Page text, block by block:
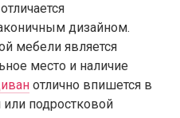
дизайном.
мебели является
место и наличие
отлично впишется в
или подростковой